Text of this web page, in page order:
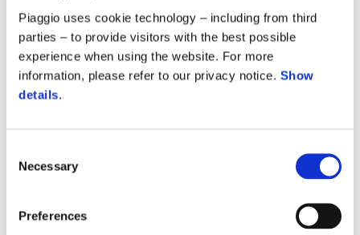
Piaggio uses cookie technology – including from third
parties – to provide visitors with the best possible
experience when using the website. For more
information, please refer to our privacy notice. Show
details.
Selection
Necessary
Preferences
Zmogljivost Tehnologija Oblikovanje